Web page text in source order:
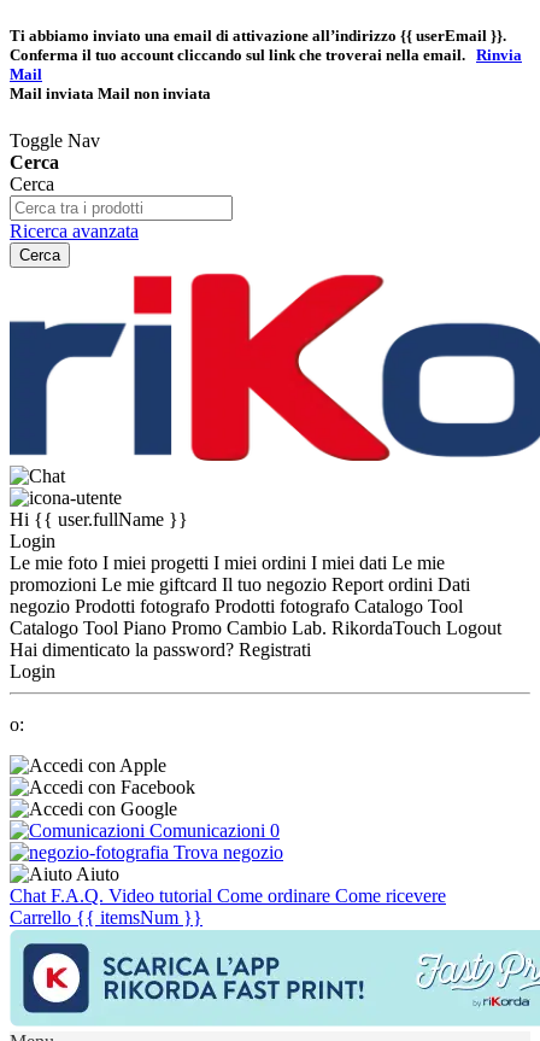
Ti abbiamo inviato una email di attivazione all’indirizzo {{ userEmail }}.
Conferma il tuo account cliccando sul link che troverai nella email. Rinvia
Mail
Mail inviata Mail non inviata
Toggle Nav
Cerca
Cerca
Ricerca avanzata
Cerca
Hi {{ user.fullName }}
Login
Le mie foto I miei progetti I miei ordini I miei dati Le mie
promozioni Le mie giftcard Il tuo negozio Report ordini Dati
negozio Prodotti fotografo Prodotti fotografo Catalogo Tool
Catalogo Tool Piano Promo Cambio Lab. RikordaTouch Logout
Hai dimenticato la password? Registrati
Login
o:
Comunicazioni 0
Trova negozio
Aiuto
Chat F.A.Q. Video tutorial Come ordinare Come ricevere
Carrello {{ itemsNum }}